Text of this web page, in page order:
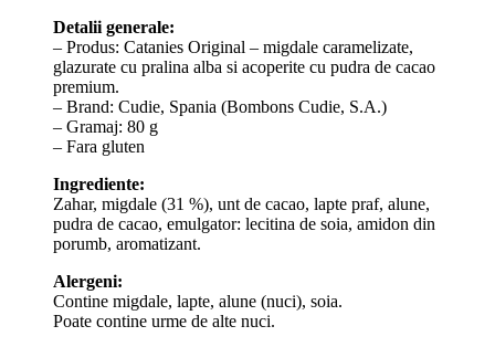
Detalii generale:
– Produs: Catanies Original – migdale caramelizate,
glazurate cu pralina alba si acoperite cu pudra de cacao
premium.
– Brand: Cudie, Spania (Bombons Cudie, S.A.)
– Gramaj: 80 g
– Fara gluten
Ingrediente:
Zahar, migdale (31 %), unt de cacao, lapte praf, alune,
pudra de cacao, emulgator: lecitina de soia, amidon din
porumb, aromatizant.
Alergeni:
Contine migdale, lapte, alune (nuci), soia.
Poate contine urme de alte nuci.